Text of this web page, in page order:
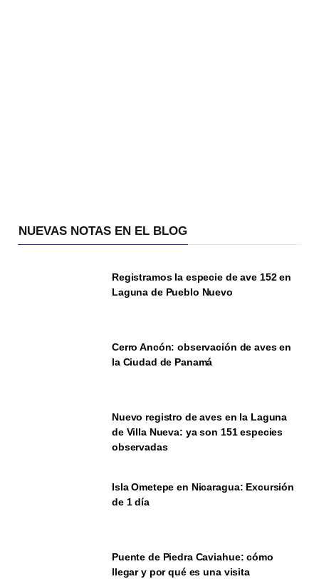
NUEVAS NOTAS EN EL BLOG
Registramos la especie de ave 152 en
Laguna de Pueblo Nuevo
Cerro Ancón: observación de aves en
la Ciudad de Panamá
Nuevo registro de aves en la Laguna
de Villa Nueva: ya son 151 especies
observadas
Isla Ometepe en Nicaragua: Excursión
de 1 día
Puente de Piedra Caviahue: cómo
llegar y por qué es una visita